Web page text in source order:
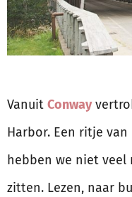
Vanuit Conway
Harbor. Een ritje
hebben we niet veel
zitten. Lezen, naar